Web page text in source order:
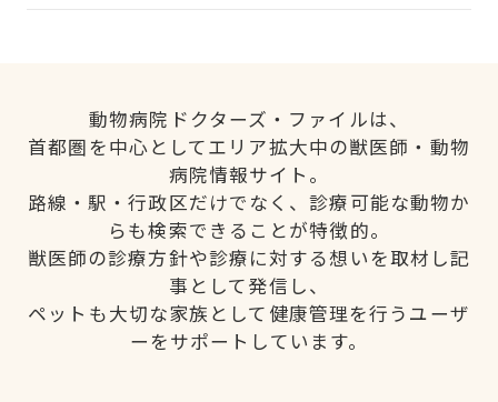
動物病院ドクターズ・ファイルは、
首都圏を中心としてエリア拡大中の獣医師・動物
病院情報サイト。
路線・駅・行政区だけでなく、診療可能な動物か
らも検索できることが特徴的。
獣医師の診療方針や診療に対する想いを取材し記
事として発信し、
ペットも大切な家族として健康管理を行うユーザ
ーをサポートしています。